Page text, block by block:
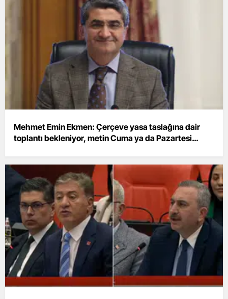
Mehmet Emin Ekmen: Çerçeve yasa taslağına dair
toplantı bekleniyor, metin Cuma ya da Pazartesi